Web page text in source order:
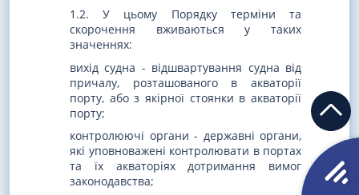
1.2. У цьому Порядку терміни та
скорочення вживаються у таких
значеннях:
вихід судна - відшвартування судна від
причалу, розташованого в акваторії
порту, або з якірної стоянки в акваторії
порту;
контролюючі органи - державні органи,
які уповноважені контролювати в портах
та їх акваторіях дотримання вимог
законодавства;